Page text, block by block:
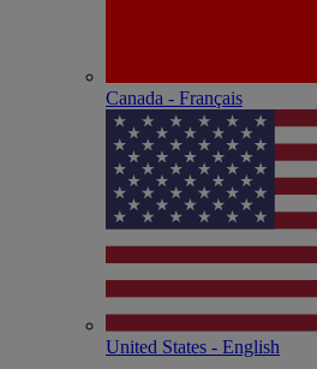
Canada - Français
United States - English